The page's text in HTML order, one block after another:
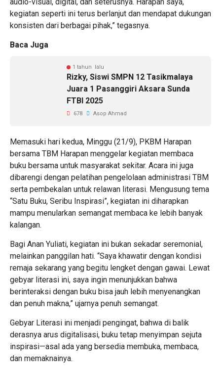
kegiatan seperti ini terus berlanjut dan mendapat dukungan
konsisten dari berbagai pihak,” tegasnya.
Baca Juga
1 tahun lalu
Rizky, Siswi SMPN 12 Tasikmalaya
Juara 1 Pasanggiri Aksara Sunda
FTBI 2025
678 Asop Ahmad
Memasuki hari kedua, Minggu (21/9), PKBM Harapan
bersama TBM Harapan menggelar kegiatan membaca
buku bersama untuk masyarakat sekitar. Acara ini juga
dibarengi dengan pelatihan pengelolaan administrasi TBM
serta pembekalan untuk relawan literasi. Mengusung tema
“Satu Buku, Seribu Inspirasi”, kegiatan ini diharapkan
mampu menularkan semangat membaca ke lebih banyak
kalangan.
Bagi Anan Yuliati, kegiatan ini bukan sekadar seremonial,
melainkan panggilan hati. “Saya khawatir dengan kondisi
remaja sekarang yang begitu lengket dengan gawai. Lewat
gebyar literasi ini, saya ingin menunjukkan bahwa
berinteraksi dengan buku bisa jauh lebih menyenangkan
dan penuh makna,” ujarnya penuh semangat.
Gebyar Literasi ini menjadi pengingat, bahwa di balik
derasnya arus digitalisasi, buku tetap menyimpan sejuta
inspirasi—asal ada yang bersedia membuka, membaca,
dan memaknainya.